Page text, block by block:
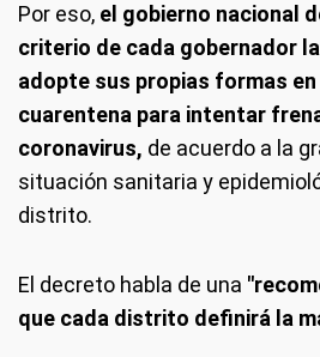
Por eso, el gobierno nacional
criterio de cada gobernador
adopte sus propias formas
cuarentena para intentar
coronavirus, de acuerdo a la
situación sanitaria y
distrito.
El decreto habla de una
que cada distrito definirá la